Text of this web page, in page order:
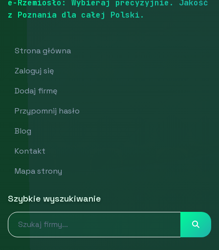
e-Rzemiosło: Wybieraj precyzyjnie. Jakość
z Poznania dla całej Polski.
Strona główna
Zaloguj się
Dodaj firmę
Przypomnij hasło
Blog
Kontakt
Mapa strony
Szybkie wyszukiwanie